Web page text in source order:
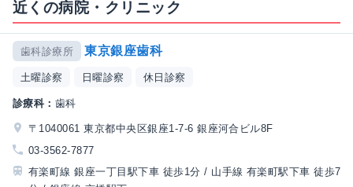
近くの病院・クリニック
歯科診療所 東京銀座歯科
土曜診察 日曜診察 休日診察
診療科： 歯科
〒1040061 東京都中央区銀座1-7-6 銀座河合ビル8F
03-3562-7877
有楽町線 銀座一丁目駅下車 徒歩1分 / 山手線 有楽町駅下車 徒歩7